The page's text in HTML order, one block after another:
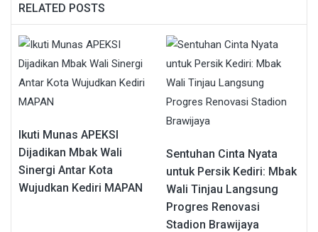
RELATED POSTS
Ikuti Munas APEKSI
Dijadikan Mbak Wali
Sinergi Antar Kota
Wujudkan Kediri MAPAN
Sentuhan Cinta Nyata
untuk Persik Kediri: Mbak
Wali Tinjau Langsung
Progres Renovasi
Stadion Brawijaya